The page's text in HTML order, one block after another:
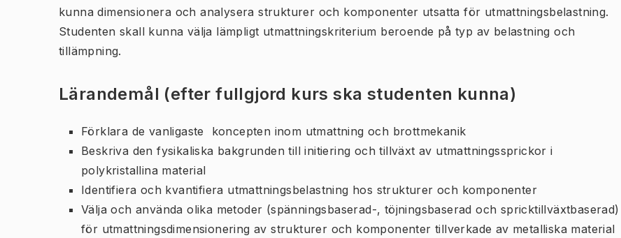
kunna dimensionera och analysera strukturer och komponenter utsatta för utmattningsbelastning.
Studenten skall kunna välja lämpligt utmattningskriterium beroende på typ av belastning och
tillämpning.
Lärandemål (efter fullgjord kurs ska studenten kunna)
Förklara de vanligaste koncepten inom utmattning och brottmekanik
Beskriva den fysikaliska bakgrunden till initiering och tillväxt av utmattningssprickor i
polykristallina material
Identifiera och kvantifiera utmattningsbelastning hos strukturer och komponenter
Välja och använda olika metoder (spänningsbaserad-, töjningsbaserad och spricktillväxtbaserad)
för utmattningsdimensionering av strukturer och komponenter tillverkade av metalliska material